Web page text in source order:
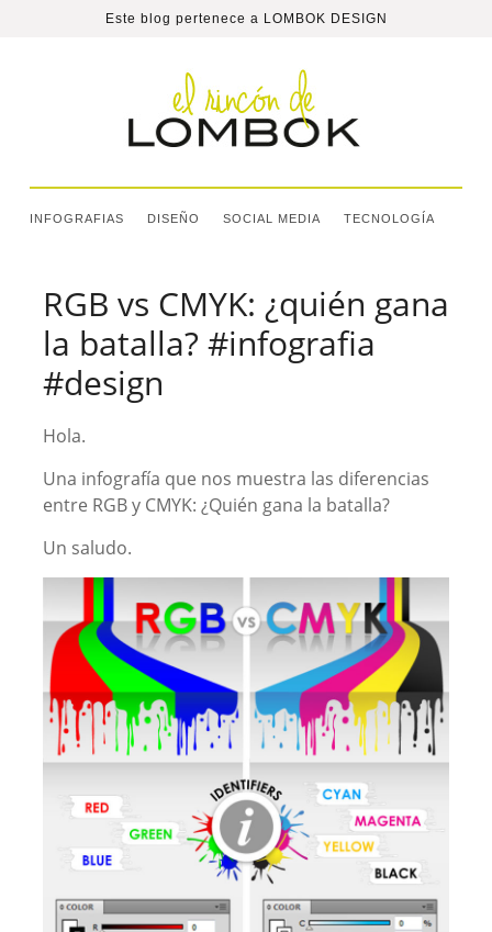
Este blog pertenece a LOMBOK DESIGN
INFOGRAFIAS DISEÑO SOCIAL MEDIA TECNOLOGÍA
RGB vs CMYK: ¿quién gana
la batalla? #infografia
#design
Hola.
Una infografía que nos muestra las diferencias
entre RGB y CMYK: ¿Quién gana la batalla?
Un saludo.